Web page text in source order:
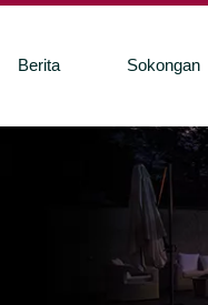
Berita Sokongan